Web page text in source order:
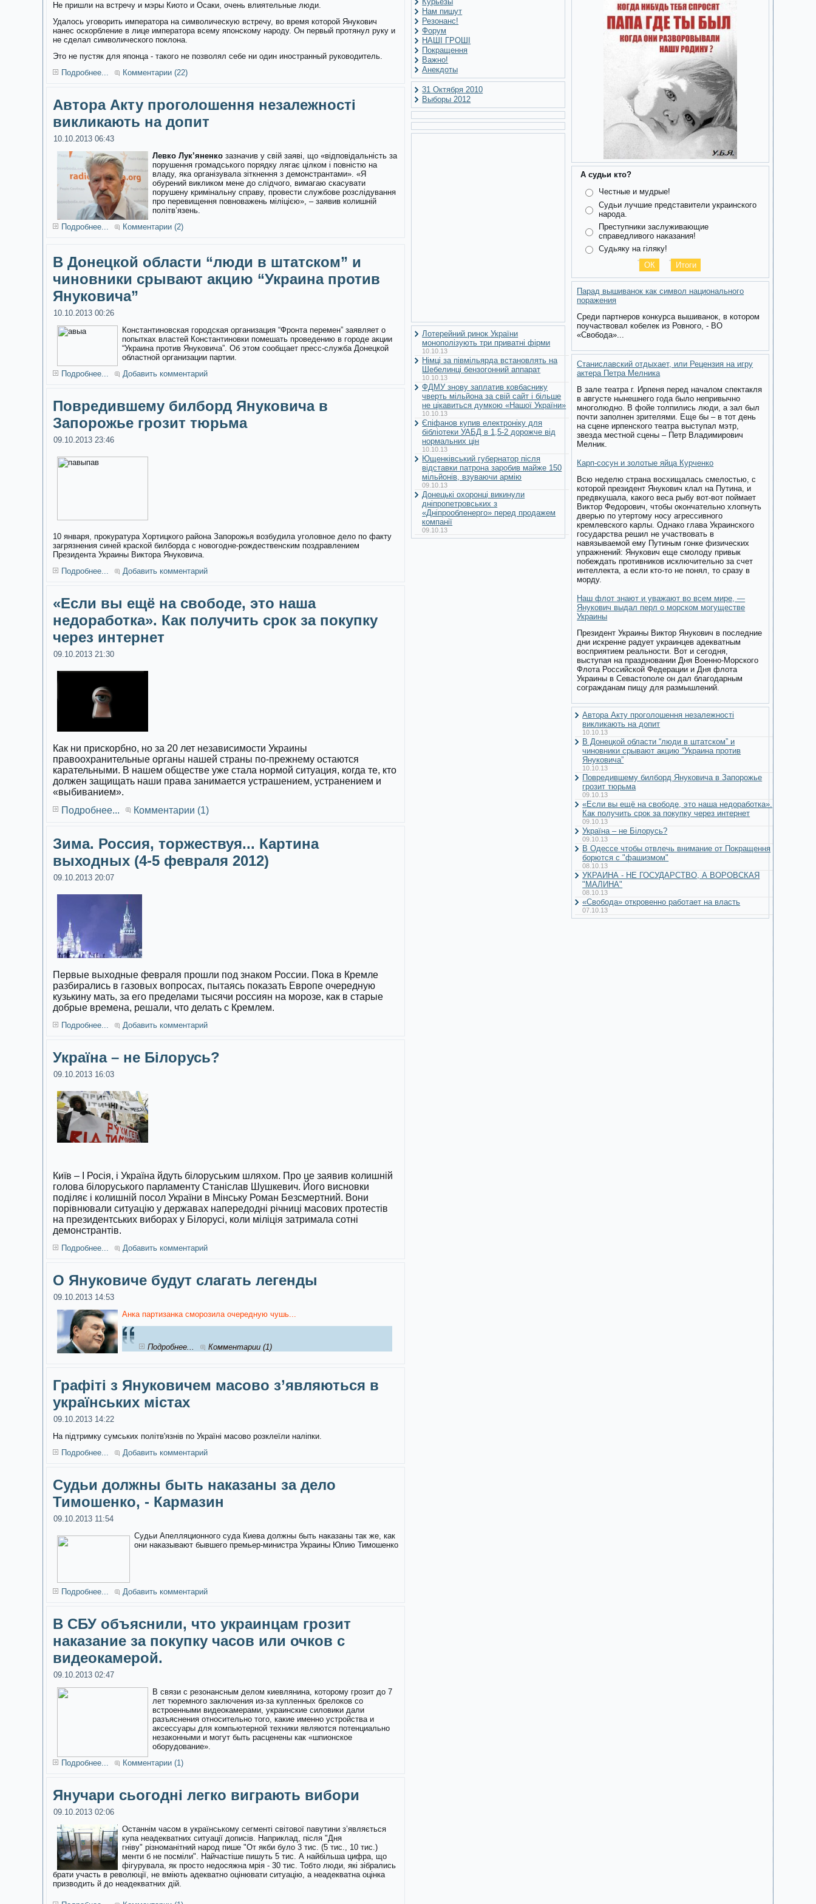
Не пришли на встречу и мэры Киото и Осаки, очень влиятельные люди.
Удалось уговорить императора на символическую встречу, во время которой Янукович
нанес оскорбление в лице императора всему японскому народу. Он первый протянул руку и
не сделал символического поклона.
Это не пустяк для японца - такого не позволял себе ни один иностранный руководитель.
Подробнее...
Комментарии (22)
Автора Акту проголошення незалежності
викликають на допит
10.10.2013 06:43
Левко Лук’яненко зазначив у свій заяві, що «відповідальність за
порушення громадського порядку лягає цілком і повністю на
владу, яка організувала зіткнення з демонстрантами». «Я
обурений викликом мене до слідчого, вимагаю скасувати
порушену кримінальну справу, провести службове розслідування
про перевищення повноважень міліцією», – заявив колишній
політв’язень.
Подробнее...
Комментарии (2)
В Донецкой области “люди в штатском” и
чиновники срывают акцию “Украина против
Януковича”
10.10.2013 00:26
Константиновская городская организация “Фронта перемен” заявляет о
попытках властей Константиновки помешать проведению в городе акции
“Украина против Януковича”. Об этом сообщает пресс-служба Донецкой
областной организации партии.
Подробнее...
Добавить комментарий
Повредившему билборд Януковича в
Запорожье грозит тюрьма
09.10.2013 23:46
10 января, прокуратура Хортицкого района Запорожья возбудила уголовное дело по факту
загрязнения синей краской билборда с новогодне-рождественским поздравлением
Президента Украины Виктора Януковича.
Подробнее...
Добавить комментарий
«Если вы ещё на свободе, это наша
недоработка». Как получить срок за покупку
через интернет
09.10.2013 21:30
Как ни прискорбно, но за 20 лет независимости Украины
правоохранительные органы нашей страны по-прежнему остаются
карательными. В нашем обществе уже стала нормой ситуация, когда те, кто
должен защищать наши права занимается устрашением, устранением и
«выбиванием».
Подробнее...
Комментарии (1)
Зима. Россия, торжествуя... Картина
выходных (4-5 февраля 2012)
09.10.2013 20:07
Первые выходные февраля прошли под знаком России. Пока в Кремле
разбирались в газовых вопросах, пытаясь показать Европе очередную
кузькину мать, за его пределами тысячи россиян на морозе, как в старые
добрые времена, решали, что делать с Кремлем.
Подробнее... Добавить комментарий
Україна – не Білорусь?
09.10.2013 16:03
Київ – І Росія, і Україна йдуть білоруським шляхом. Про це заявив колишній
голова білоруського парламенту Станіслав Шушкевич. Його висновки
поділяє і колишній посол України в Мінську Роман Безсмертний. Вони
порівнювали ситуацію у державах напередодні річниці масових протестів
на президентських виборах у Білорусі, коли міліція затримала сотні
демонстрантів.
Подробнее... Добавить комментарий
О Януковиче будут слагать легенды
09.10.2013 14:53
Анка партизанка сморозила очередную чушь...
Подробнее... Комментарии (1)
Графіті з Януковичем масово з’являються в
українських містах
09.10.2013 14:22
На підтримку сумських політв'язнів по Україні масово розклеїли наліпки.
Подробнее...
Добавить комментарий
Судьи должны быть наказаны за дело
Тимошенко, - Кармазин
09.10.2013 11:54
Судьи Апелляционного суда Киева должны быть наказаны так же, как
они наказывают бывшего премьер-министра Украины Юлию Тимошенко
Подробнее... Добавить комментарий
В СБУ объяснили, что украинцам грозит
наказание за покупку часов или очков с
видеокамерой.
09.10.2013 02:47
В связи с резонансным делом киевлянина, которому грозит до 7
лет тюремного заключения из-за купленных брелоков со
встроенными видеокамерами, украинские силовики дали
разъяснения относительно того, какие именно устройства и
аксессуары для компьютерной техники являются потенциально
незаконными и могут быть расценены как «шпионское
оборудование».
Подробнее...
Комментарии (1)
Янучари сьогодні легко виграють вибори
09.10.2013 02:06
Останнім часом в українському сегменті світової павутини з’являється
купа неадекватних ситуації дописів. Наприклад, після "Дня
гніву"різноманітний народ пише "От якби було 3 тис. (5 тис., 10 тис.)
менти б не посміли". Найчастіше пишуть 5 тис. А найбільша цифра, що
фігурувала, як просто недосяжна мрія - 30 тис. Тобто люди, які зібрались
брати участь в революції, не вміють адекватно оцінювати ситуацію, а неадекватна оцінка
призводить й до неадекватних дій.
Нам пишут
Резонанс!
Форум
НАШІ ГРОШІ
Покращення
Важно!
Анекдоты
31 Октября 2010
Выборы 2012
Лотерейний ринок України
монополізують три приватні фірми
10.10.13
Німці за півмільярда встановлять на
Шебелинці бензогонний аппарат
10.10.13
ФДМУ знову заплатив ковбаснику
чверть мільйона за свій сайт і більше
не цікавиться думкою «Нашої України»
10.10.13
Єпіфанов купив електроніку для
бібліотеки УАБД в 1,5-2 дорожче від
нормальних цін
10.10.13
Ющенківський губернатор після
відставки патрона заробив майже 150
мільйонів, взуваючи армію
09.10.13
Донецькі охоронці викинули
дніпропетровських з
«Дніпрообленерго» перед продажем
компанії
09.10.13
А судьи кто?
Честные и мудрые!
Судьи лучшие представители украинского
народа.
Преступники заслуживающие
справедливого наказания!
Судьяку на гіляку!
Парад вышиванок как символ национального
поражения
Среди партнеров конкурса вышиванок, в котором
поучаствовал кобелек из Ровного, - ВО
«Свобода»...
Станиславский отдыхает, или Рецензия на игру
актера Петра Мелника
В зале театра г. Ирпеня перед началом спектакля
в августе нынешнего года было непривычно
многолюдно. В фойе толпились люди, а зал был
почти заполнен зрителями. Еще бы – в тот день
на сцене ирпенского театра выступал мэтр,
звезда местной сцены – Петр Владимирович
Мелник.
Карп-сосун и золотые яйца Курченко
Всю неделю страна восхищалась смелостью, с
которой президент Янукович клал на Путина, и
предвкушала, какого веса рыбу вот-вот поймает
Виктор Федорович, чтобы окончательно хлопнуть
дверью по утертому носу агрессивного
кремлевского карлы. Однако глава Украинского
государства решил не участвовать в
навязываемой ему Путиным гонке физических
упражнений: Янукович еще смолоду привык
побеждать противников исключительно за счет
интеллекта, а если кто-то не понял, то сразу в
морду.
Наш флот знают и уважают во всем мире, —
Янукович выдал перл о морском могуществе
Украины
Президент Украины Виктор Янукович в последние
дни искренне радует украинцев адекватным
восприятием реальности. Вот и сегодня,
выступая на праздновании Дня Военно-Морского
Флота Российской Федерации и Дня флота
Украины в Севастополе он дал благодарным
согражданам пищу для размышлений.
Автора Акту проголошення незалежності
викликають на допит
10.10.13
В Донецкой области “люди в штатском” и
чиновники срывают акцию “Украина против
Януковича”
10.10.13
Повредившему билборд Януковича в Запорожье
грозит тюрьма
09.10.13
«Если вы ещё на свободе, это наша недоработка».
Как получить срок за покупку через интернет
09.10.13
Україна – не Білорусь?
09.10.13
В Одессе чтобы отвлечь внимание от Покращення
борются с "фашизмом"
08.10.13
УКРАИНА - НЕ ГОСУДАРСТВО, А ВОРОВСКАЯ
"МАЛИНА"
08.10.13
«Свобода» откровенно работает на власть
07.10.13